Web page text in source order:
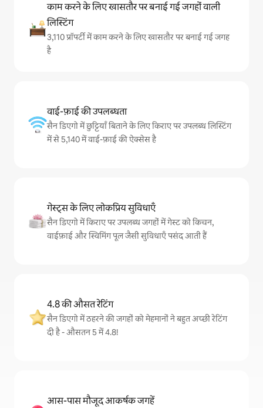
काम करने के लिए खासतौर पर बनाई गई जगहों वाली
लिस्टिंग
3,110 प्रॉपर्टी में काम करने के लिए खासतौर पर बनाई गई जगह
है
वाई-फ़ाई की उपलब्धता
सैन डिएगो में छुट्टियाँ बिताने के लिए किराए पर उपलब्ध लिस्टिंग
में से 5,140 में वाई-फ़ाई की ऐक्सेस है
गेस्ट्स के लिए लोकप्रिय सुविधाएँ
सैन डिएगो में किराए पर उपलब्ध जगहों में गेस्ट को किचन,
वाईफ़ाई और स्विमिंग पूल जैसी सुविधाएँ पसंद आती हैं
4.8 की औसत रेटिंग
सैन डिएगो में ठहरने की जगहों को मेहमानों ने बहुत अच्छी रेटिंग
दी है - औसतन 5 में 4.8!
आस-पास मौजूद आकर्षक जगहें